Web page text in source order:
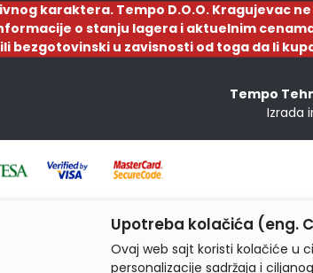
karaktera. Tempo D.O.O. Kragujevac
o stanju lagera i aktuelnim
ili bezgotovinski u zavisnosti od toga da li
Tempo
Izrada
Upotreba kolačića (eng.
Ovaj web sajt koristi kolačiće u
personalizacije sadržaja i